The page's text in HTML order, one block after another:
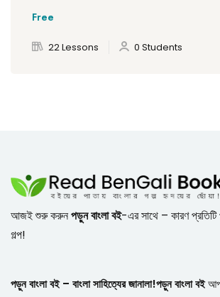
Free
22 Lessons 0 Students
আজই শুরু করুনপড়ুন বাংলা বই-এর সাথে – কারণ
গল্প!
পড়ুন বাংলা বই – বাংলা সাহিত্যের জানালা!পড়ুন বাংলা বই